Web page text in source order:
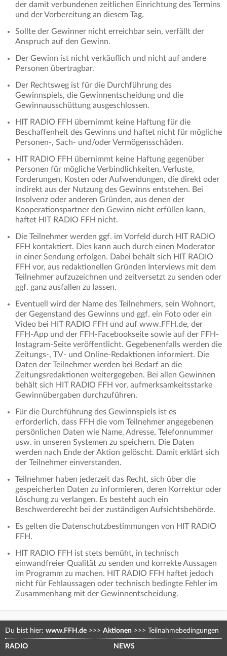
der damit verbundenen zeitlichen Einrichtung des Termins
und der Vorbereitung an diesem Tag.
Sollte der Gewinner nicht erreichbar sein, verfällt der
Anspruch auf den Gewinn.
Der Gewinn ist nicht verkäuflich und nicht auf andere
Personen übertragbar.
Der Rechtsweg ist für die Durchführung des
Gewinnspiels, die Gewinnentscheidung und die
Gewinnausschüttung ausgeschlossen.
HIT RADIO FFH übernimmt keine Haftung für die
Beschaffenheit des Gewinns und haftet nicht für mögliche
Personen-, Sach- und/oder Vermögensschäden.
HIT RADIO FFH übernimmt keine Haftung gegenüber
Personen für mögliche Verbindlichkeiten, Verluste,
Forderungen, Kosten oder Aufwendungen, die direkt oder
indirekt aus der Nutzung des Gewinns entstehen. Bei
Insolvenz oder anderen Gründen, aus denen der
Kooperationspartner den Gewinn nicht erfüllen kann,
haftet HIT RADIO FFH nicht.
Die Teilnehmer werden ggf. im Vorfeld durch HIT RADIO
FFH kontaktiert. Dies kann auch durch einen Moderator
in einer Sendung erfolgen. Dabei behält sich HIT RADIO
FFH vor, aus redaktionellen Gründen Interviews mit dem
Teilnehmer aufzuzeichnen und zeitversetzt zu senden oder
ggf. ganz ausfallen zu lassen.
Eventuell wird der Name des Teilnehmers, sein Wohnort,
der Gegenstand des Gewinns und ggf. ein Foto oder ein
Video bei HIT RADIO FFH und auf www.FFH.de, der
FFH-App und der FFH-Facebookseite sowie auf der FFH-
Instagram-Seite veröffentlicht. Gegebenenfalls werden die
Zeitungs-, TV- und Online-Redaktionen informiert. Die
Daten der Teilnehmer werden bei Bedarf an die
Zeitungsredaktionen weitergegeben. Bei allen Gewinnen
behält sich HIT RADIO FFH vor, aufmerksamkeitsstarke
Gewinnübergaben durchzuführen.
Für die Durchführung des Gewinnspiels ist es
erforderlich, dass FFH die vom Teilnehmer angegebenen
persönlichen Daten wie Name, Adresse, Telefonnummer
usw. in unseren Systemen zu speichern. Die Daten
werden nach Ende der Aktion gelöscht. Damit erklärt sich
der Teilnehmer einverstanden.
Teilnehmer haben jederzeit das Recht, sich über die
gespeicherten Daten zu informieren, deren Korrektur oder
Löschung zu verlangen. Es besteht auch ein
Beschwerderecht bei der zuständigen Aufsichtsbehörde.
Es gelten die Datenschutzbestimmungen von HIT RADIO
FFH.
HIT RADIO FFH ist stets bemüht, in technisch
einwandfreier Qualität zu senden und korrekte Aussagen
im Programm zu machen. HIT RADIO FFH haftet jedoch
nicht für Fehlaussagen oder technisch bedingte Fehler im
Zusammenhang mit der Gewinnentscheidung.
Du bist hier: www.FFH.de >>> Aktionen >>> Teilnahmebedingungen
RADIO NEWS